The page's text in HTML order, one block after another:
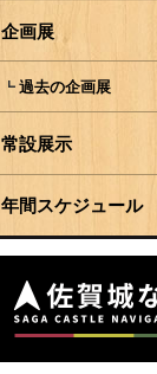
企画展
過去の企画展
常設展示
年間スケジュール